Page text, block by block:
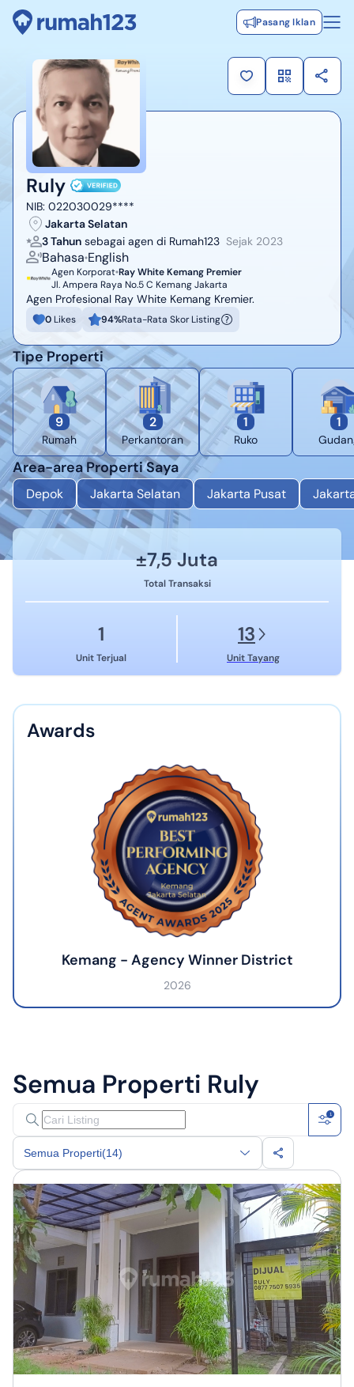
Pasang Iklan
Ruly
NIB: 022030029****
Jakarta Selatan
3 Tahun sebagai agen di Rumah123 Sejak 2023
Bahasa English
Agen Korporat Ray White Kemang Premier
Jl. Ampera Raya No.5 C Kemang Jakarta
Agen Profesional Ray White Kemang Kremier.
0Likes 94%Rata-Rata Skor Listing
Tipe Properti
9
Rumah
2
Perkantoran
1
Ruko
1
Area-area Properti Saya
Depok Jakarta Selatan Jakarta Pusat
±7,5 Juta
Total Transaksi
1
Unit Terjual
13
Unit Tayang
Awards
Kemang - Agency Winner District
2026
Semua Properti Ruly
1
Semua Properti(14)